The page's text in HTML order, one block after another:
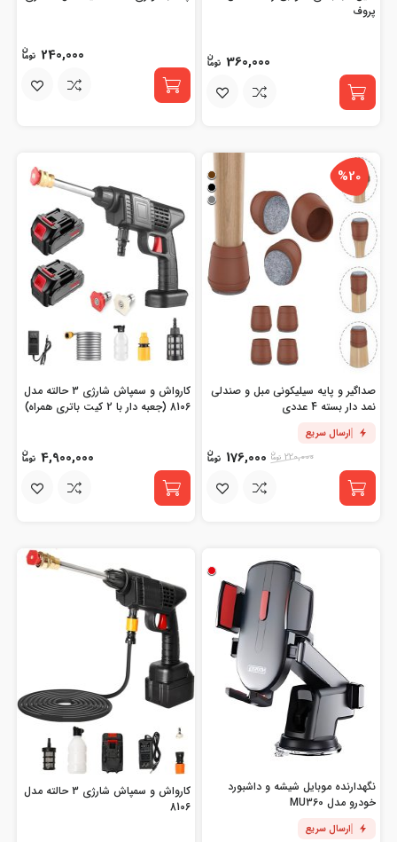
پروف
360,000
240,000
%20
صداگیر و پایه سیلیکونی مبل و صندلی
نمد دار بسته 4 عددی
ارسال سریع
220,000
176,000
کارواش و سمپاش شارژی 3 حالته مدل
8106 (جعبه دار با 2 کیت باتری همراه)
4,900,000
نگهدارنده موبایل شیشه و داشبورد
خودرو مدل MU360
ارسال سریع
کارواش و سمپاش شارژی 3 حالته مدل
8106